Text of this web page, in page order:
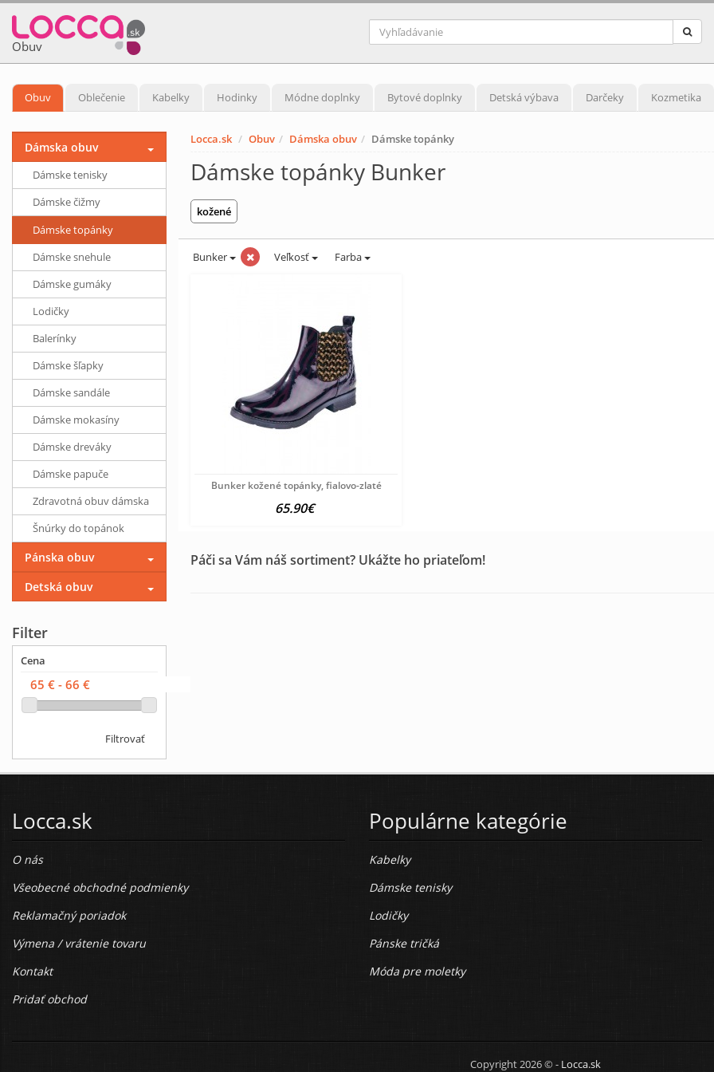
Obuv
Obuv Oblečenie Kabelky Hodinky Módne doplnky Bytové doplnky Detská výbava Darčeky Kozmetika
Locca.sk Obuv Dámska obuv Dámske topánky
Dámske topánky Bunker
kožené
Bunker Veľkosť Farba
Bunker kožené topánky, fialovo-zlaté
65.90€
Páči sa Vám náš sortiment? Ukážte ho priateľom!
Dámska obuv
Dámske tenisky
Dámske čižmy
Dámske topánky
Dámske snehule
Dámske gumáky
Lodičky
Balerínky
Dámske šľapky
Dámske sandále
Dámske mokasíny
Dámske dreváky
Dámske papuče
Zdravotná obuv dámska
Šnúrky do topánok
Pánska obuv
Detská obuv
Filter
Cena
Filtrovať
Locca.sk
O nás
Všeobecné obchodné podmienky
Reklamačný poriadok
Výmena / vrátenie tovaru
Kontakt
Pridať obchod
Populárne kategórie
Kabelky
Dámske tenisky
Lodičky
Pánske tričká
Móda pre moletky
Copyright 2026 © - Locca.sk